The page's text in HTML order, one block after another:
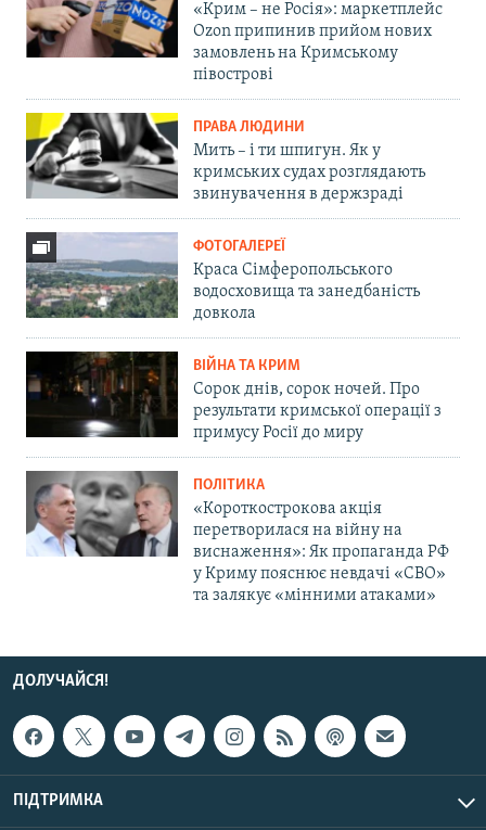
«Крим – не Росія»: маркетплейс
Ozon припинив прийом нових
замовлень на Кримському
півострові
ПРАВА ЛЮДИНИ
Мить – і ти шпигун. Як у
кримських судах розглядають
звинувачення в держзраді
ФОТОГАЛЕРЕЇ
Краса Сімферопольського
водосховища та занедбаність
довкола
ВІЙНА ТА КРИМ
Сорок днів, сорок ночей. Про
результати кримської операції з
примусу Росії до миру
ПОЛІТИКА
«Короткострокова акція
перетворилася на війну на
виснаження»: Як пропаганда РФ
у Криму пояснює невдачі «СВО»
та залякує «мінними атаками»
ДОЛУЧАЙСЯ!
ПІДТРИМКА